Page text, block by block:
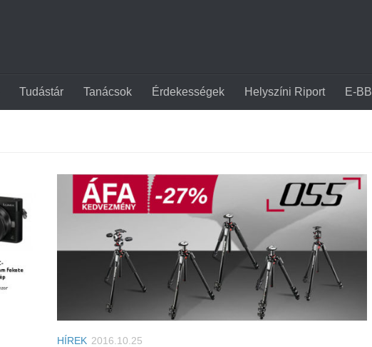
Tudástár Tanácsok Érdekességek Helyszíni Riport E-BB
HÍREK 2016.10.25